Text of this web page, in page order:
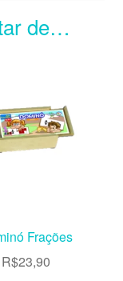
de…
Frações
R$23,90